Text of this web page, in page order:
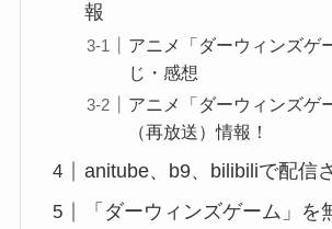
報
アニメ「ダーウィンズゲ
じ・感想
アニメ「ダーウィンズゲ
（再放送）情報！
anitube、b9、bilibiliで配信
「ダーウィンズゲーム」を